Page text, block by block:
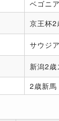
ベゴニ
京王杯2
サウジ
新潟2歳
2歳新馬